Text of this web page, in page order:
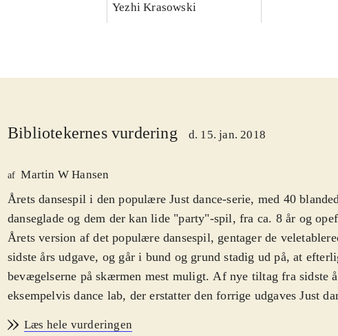
Yezhi Krasowski
Bibliotekernes vurdering d. 15. jan. 2018
af Martin W Hansen
Årets dansespil i den populære Just dance-serie, med 40
danseglade og dem der kan lide "party"-spil, fra ca. 8 år og
Årets version af det populære dansespil, gentager de
sidste års udgave, og går i bund og grund stadig ud på, at
bevægelserne på skærmen mest muligt. Af nye tiltag fra sidste
eksempelvis dance lab, der erstatter den forrige udgaves Just
Læs hele vurderingen